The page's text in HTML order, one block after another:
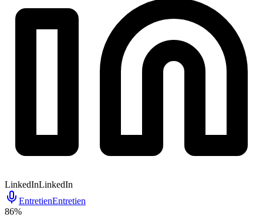
LinkedInLinkedIn
EntretienEntretien
86%